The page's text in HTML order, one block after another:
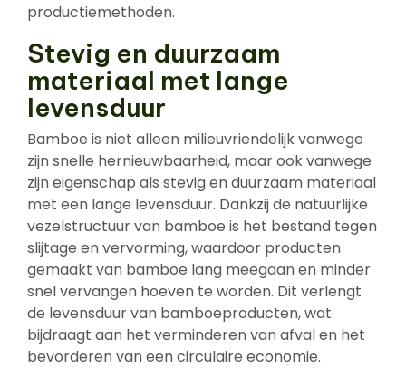
productiemethoden.
Stevig en duurzaam
materiaal met lange
levensduur
Bamboe is niet alleen milieuvriendelijk vanwege
zijn snelle hernieuwbaarheid, maar ook vanwege
zijn eigenschap als stevig en duurzaam materiaal
met een lange levensduur. Dankzij de natuurlijke
vezelstructuur van bamboe is het bestand tegen
slijtage en vervorming, waardoor producten
gemaakt van bamboe lang meegaan en minder
snel vervangen hoeven te worden. Dit verlengt
de levensduur van bamboeproducten, wat
bijdraagt aan het verminderen van afval en het
bevorderen van een circulaire economie.